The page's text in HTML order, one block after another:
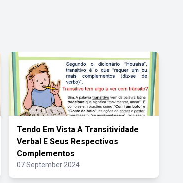
Tendo Em Vista A Transitividade
Verbal E Seus Respectivos
Complementos
07 September 2024